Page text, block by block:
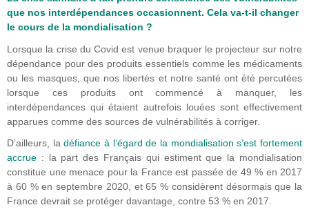
que nos interdépendances occasionnent. Cela va-t-il changer
le cours de la mondialisation ?
Lorsque la crise du Covid est venue braquer le projecteur sur notre
dépendance pour des produits essentiels comme les médicaments
ou les masques, que nos libertés et notre santé ont été percutées
lorsque ces produits ont commencé à manquer, les
interdépendances qui étaient autrefois louées sont effectivement
apparues comme des sources de vulnérabilités à corriger.
D’ailleurs, ladéfiance à l’égard de la mondialisation s’est fortement
accrue : la part des Français qui estiment que la mondialisation
constitue une menace pour la France est passée de 49 % en 2017
à 60 % en septembre 2020, et 65 % considèrent désormais que la
France devrait se protéger davantage, contre 53 % en 2017.